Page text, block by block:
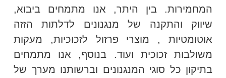
המחמירות. בין היתר, אנו מתמחים ביבוא,
שיווק והתקנה של מנגנונים לדלתות הזזה
אוטומטיות , מוצרי פרזול לזכוכיות, מעקות
משולבות זכוכית ועוד. בנוסף, אנו מתמחים
בתיקון כל סוגי המנגנונים וברשותנו מערך של